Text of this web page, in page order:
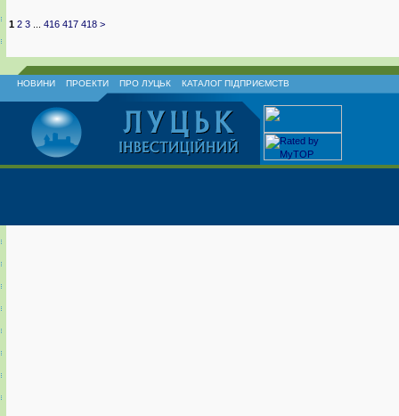
1 2 3 416 417 418 >
НОВИНИ ПРОЕКТИ ПРО ЛУЦЬК КАТАЛОГ ПІДПРИЄМСТВ